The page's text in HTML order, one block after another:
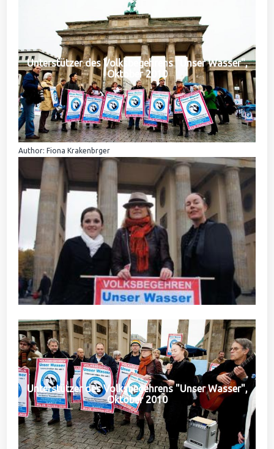
Unterstützer des Volksbegehrens "Unser Wasser",
Oktober 2010
Author: Fiona Krakenbrger
Unterstützer des Volksbegehrens "Unser Wasser",
Oktober 2010